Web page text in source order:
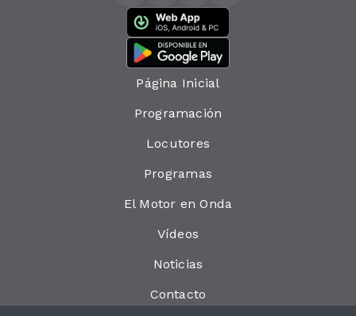
Página Inicial
Programación
Locutores
Programas
El Motor en Onda
Vídeos
Noticias
Contacto